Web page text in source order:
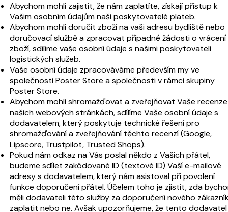
Abychom mohli zajistit, že nám zaplatíte, získají přístup k
Vašim osobním údajům naši poskytovatelé plateb.
Abychom mohli doručit zboží na vaši adresu bydliště nebo
doručovací službě a zpracovat případné žádosti o vrácení
zboží, sdílíme vaše osobní údaje s našimi poskytovateli
logistických služeb.
Vaše osobní údaje zpracováváme především my ve
společnosti Poster Store a společnosti v rámci skupiny
Poster Store.
Abychom mohli shromažďovat a zveřejňovat Vaše
našich webových stránkách, sdílíme Vaše osobní údaje s
dodavatelem, který poskytuje technické řešení pro
shromažďování a zveřejňování těchto recenzí (Google,
Lipscore, Trustpilot, Trusted Shops).
Pokud nám odkaz na Vás poslal někdo z Vašich přátel,
budeme sdílet zakódované ID (textové ID) Vaší e-mailové
adresy s dodavatelem, který nám asistoval při povolení
funkce doporučení přátel. Účelem toho je zjistit, zda
měli dodavateli této služby za doporučení nového
zaplatit nebo ne. Avšak upozorňujeme, že tento dodavatel